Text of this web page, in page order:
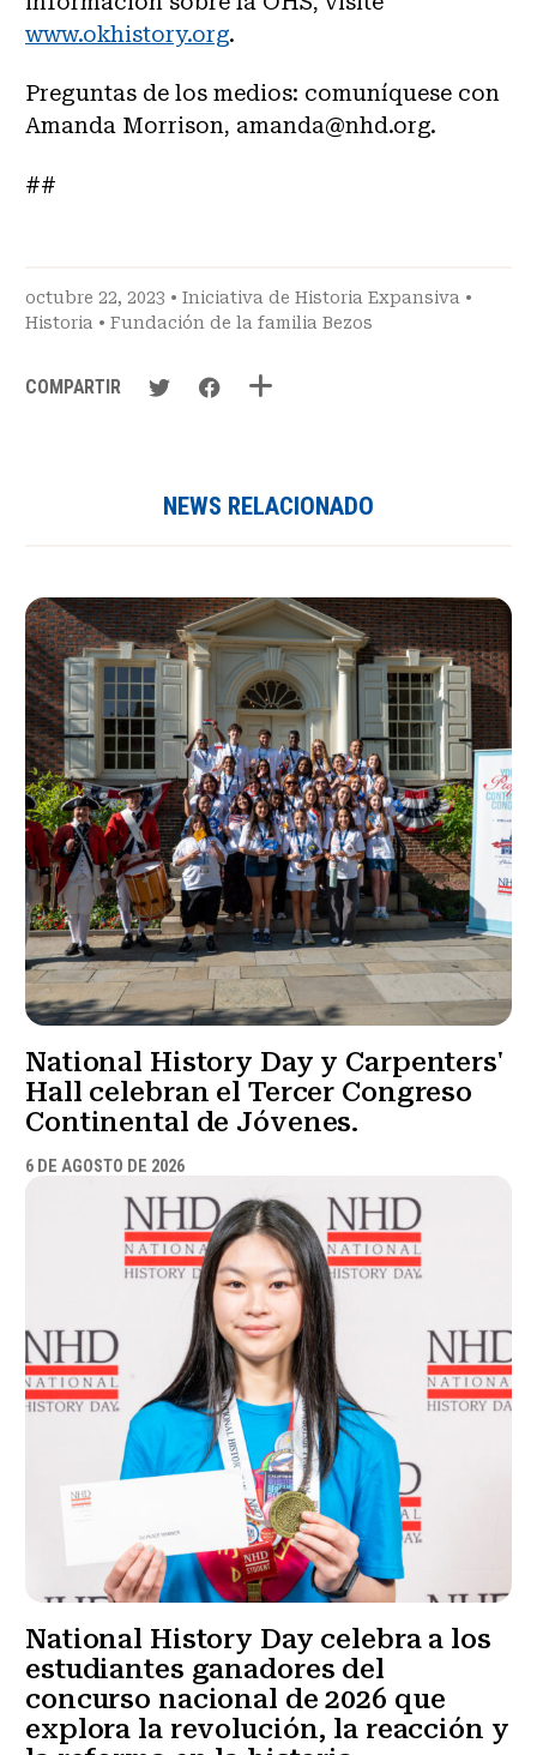
www.okhistory.org.
Preguntas de los medios: comuníquese con
Amanda Morrison, amanda@nhd.org.
##
octubre 22, 2023 • Iniciativa de Historia Expansiva •
Historia • Fundación de la familia Bezos
COMPARTIR
NEWS RELACIONADO
National History Day y Carpenters'
Hall celebran el Tercer Congreso
Continental de Jóvenes.
6 DE AGOSTO DE 2026
National History Day celebra a los
estudiantes ganadores del
concurso nacional de 2026 que
explora la revolución, la reacción y